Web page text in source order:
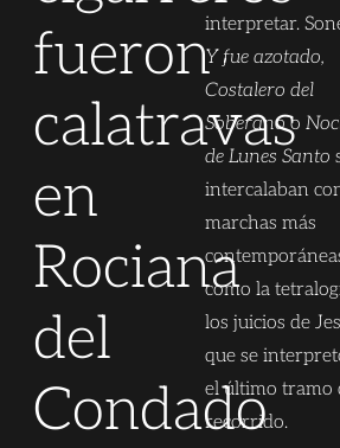
fueron
calatravas
en
Rociana
del
Condado
interpretar.
Y fue azotado,
Costalero del
Soberanoo
de Lunes Santo
intercalaban
marchas más
como la
los juicios de
que se
el último tramo
recorrido.